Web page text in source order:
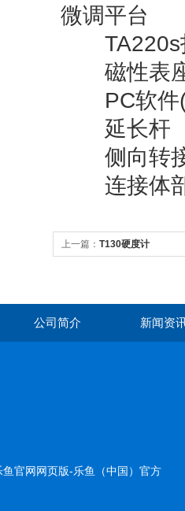
微调平台
TA220s
磁性表
PC软件
延长杆
侧向转
连接体
上一篇： T130硬度计
公司简介 新闻资
官网网页版-乐鱼（中国）官方